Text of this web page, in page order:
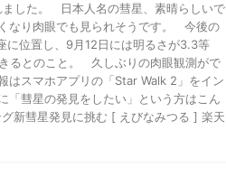
した。 日本人名の彗星、素晴らしいで
なり肉眼でも見られそうです。 今後の
位置し、9月12日には明るさが3.3等
るとのこと。 久しぶりの肉眼観測がで
スマホアプリの「Star Walk 2」をイン
彗星の発見をしたい」という方はこん
新彗星発見に挑む [ えびなみつる ] 楽天